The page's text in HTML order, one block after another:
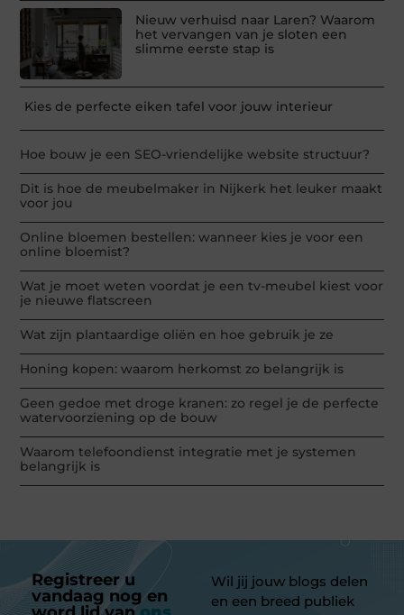
Nieuw verhuisd naar Laren? Waarom
het vervangen van je sloten een
slimme eerste stap is
Kies de perfecte eiken tafel voor jouw interieur
Hoe bouw je een SEO-vriendelijke website structuur?
Dit is hoe de meubelmaker in Nijkerk het leuker maakt
voor jou
Online bloemen bestellen: wanneer kies je voor een
online bloemist?
Wat je moet weten voordat je een tv-meubel kiest voor
je nieuwe flatscreen
Wat zijn plantaardige oliën en hoe gebruik je ze
Honing kopen: waarom herkomst zo belangrijk is
Geen gedoe met droge kranen: zo regel je de perfecte
watervoorziening op de bouw
Waarom telefoondienst integratie met je systemen
belangrijk is
Registreer u
vandaag nog en
Wil jij jouw blogs delen
en een breed publiek